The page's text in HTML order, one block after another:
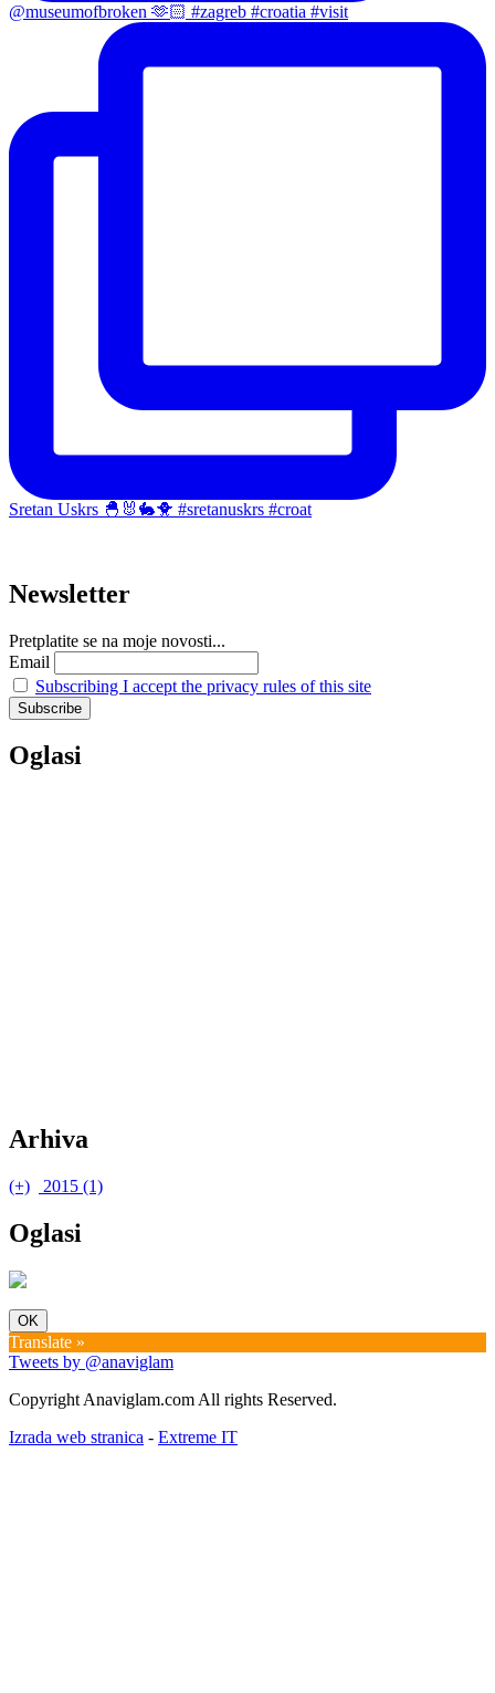
@museumofbroken 🫶🏻 #zagreb #croatia #visit
Sretan Uskrs 🐣🐰🐇🐥 #sretanuskrs #croat
Newsletter
Pretplatite se na moje novosti...
Email
Subscribing I accept the privacy rules of this site
Oglasi
Arhiva
(+)
2015 (1)
New In #64 |Beauty & Non-Beauty|
Oglasi
OK
Translate »
Tweets by @anaviglam
Copyright Anaviglam.com All rights Reserved.
Izrada web stranica - Extreme IT